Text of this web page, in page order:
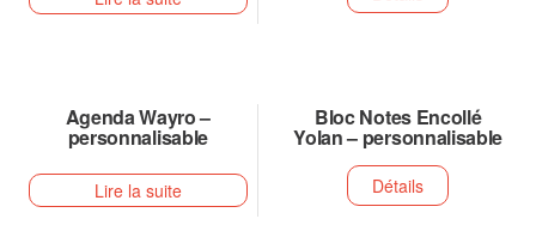
Agenda Wayro –
personnalisable
Lire la suite
Bloc Notes Encollé
Yolan – personnalisable
Détails